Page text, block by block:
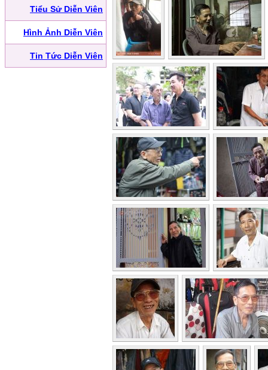
Tiểu Sử Diễn Viên
Hình Ảnh Diễn Viên
Tin Tức Diễn Viên